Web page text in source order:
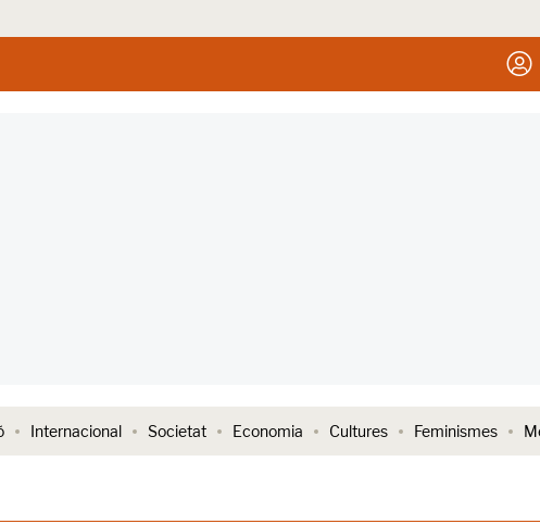
Internacional Societat Economia Cultures Feminismes